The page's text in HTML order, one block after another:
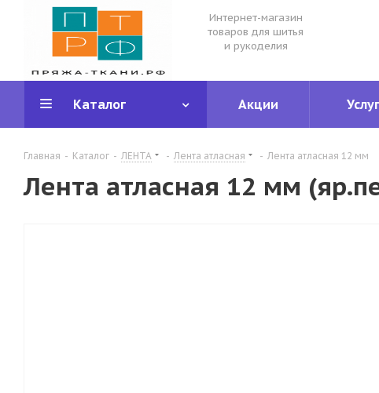
Интернет-магазин
товаров для шитья
и рукоделия
Каталог Акции
Главная - Каталог - ЛЕНТА - Лента атласная - Лента атласная 12 мм
Лента атласная 12 мм